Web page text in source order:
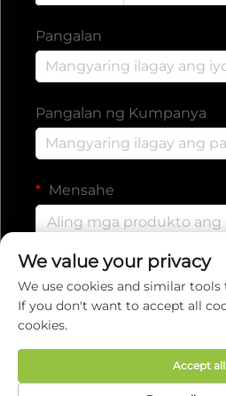
Pangalan
Pangalan ng Kumpanya
Mensahe
Copyright © 2025 ng
We value your privacy
We use cookies and similar
If you don't want to accept all
cookies.
Accept all